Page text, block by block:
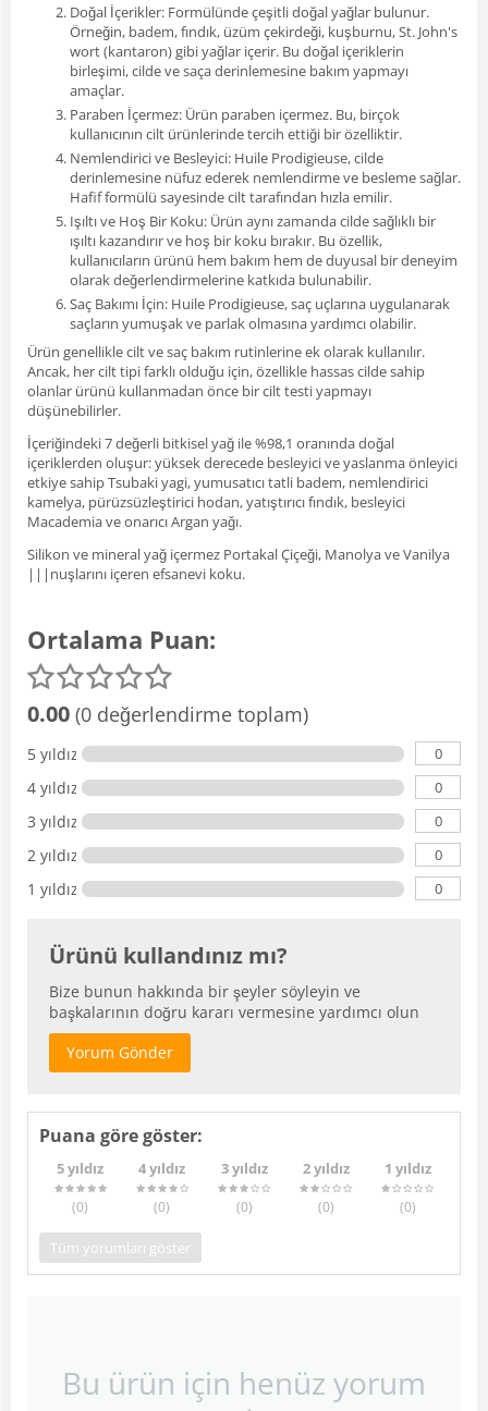
Doğal İçerikler: Formülünde çeşitli doğal yağlar bulunur.
Örneğin, badem, fındık, üzüm çekirdeği, kuşburnu, St. John's
wort (kantaron) gibi yağlar içerir. Bu doğal içeriklerin
birleşimi, cilde ve saça derinlemesine bakım yapmayı
amaçlar.
Paraben İçermez: Ürün paraben içermez. Bu, birçok
kullanıcının cilt ürünlerinde tercih ettiği bir özelliktir.
Nemlendirici ve Besleyici: Huile Prodigieuse, cilde
derinlemesine nüfuz ederek nemlendirme ve besleme sağlar.
Hafif formülü sayesinde cilt tarafından hızla emilir.
Işıltı ve Hoş Bir Koku: Ürün aynı zamanda cilde sağlıklı bir
ışıltı kazandırır ve hoş bir koku bırakır. Bu özellik,
kullanıcıların ürünü hem bakım hem de duyusal bir deneyim
olarak değerlendirmelerine katkıda bulunabilir.
Saç Bakımı İçin: Huile Prodigieuse, saç uçlarına uygulanarak
saçların yumuşak ve parlak olmasına yardımcı olabilir.
Ürün genellikle cilt ve saç bakım rutinlerine ek olarak kullanılır.
Ancak, her cilt tipi farklı olduğu için, özellikle hassas cilde sahip
olanlar ürünü kullanmadan önce bir cilt testi yapmayı
düşünebilirler.
İçeriğindeki 7 değerli bitkisel yağ ile %98,1 oranında doğal
içeriklerden oluşur: yüksek derecede besleyici ve yaslanma önleyici
etkiye sahip Tsubaki yagi, yumusatıcı tatli badem, nemlendirici
kamelya, pürüzsüzleştirici hodan, yatıştırıcı fındık, besleyici
Macademia ve onarıcı Argan yağı.
Silikon ve mineral yağ içermez Portakal Çiçeği, Manolya ve Vanilya
|||nuşlarını içeren efsanevi koku.
Ortalama Puan:
0.00 (0 değerlendirme toplam)
5 yıldız 0
4 yıldız 0
3 yıldız 0
2 yıldız 0
1 yıldız 0
Ürünü kullandınız mı?
Bize bunun hakkında bir şeyler söyleyin ve
başkalarının doğru kararı vermesine yardımcı olun
Yorum Gönder
Puana göre göster:
5 yıldız
(0)
4 yıldız
(0)
3 yıldız
(0)
2 yıldız
(0)
1 yıldız
(0)
Tüm yorumları göster
Bu ürün için henüz yorum